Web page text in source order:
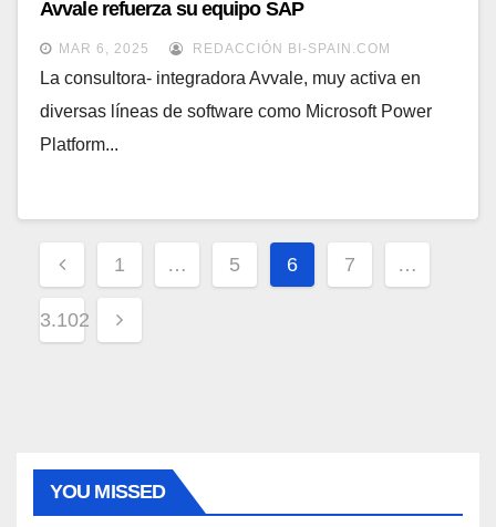
Avvale refuerza su equipo SAP
MAR 6, 2025 REDACCIÓN BI-SPAIN.COM
La consultora- integradora Avvale, muy activa en
diversas líneas de software como Microsoft Power
Platform...
Paginación
de
entradas
1 … 5 6 7 …
3.102
YOU MISSED